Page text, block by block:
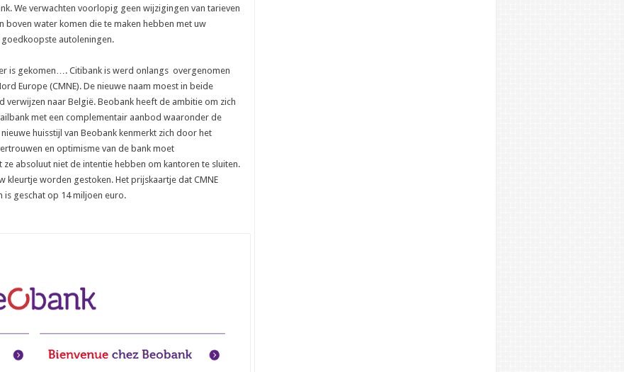
We verwachten voorlopig geen wijzigingen van tarieven
water komen die te maken hebben met uw
autoleningen.
is gekomen…. Citibank is werd onlangs overgenomen
Europe (CMNE). De nieuwe naam moest in beide
verwijzen naar België. Beobank heeft de ambitie om zich
met een complementair aanbod waaronder de
huisstijl van Beobank kenmerkt zich door het
en optimisme van de bank moet
ze absoluut niet de intentie hebben om kantoren te sluiten.
kleurtje worden gestoken. Het prijskaartje dat CMNE
is geschat op 14 miljoen euro.